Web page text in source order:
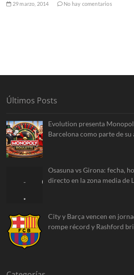
29 marzo, 2014 No hay comentarios
Últimos Posts
Evolution presenta
Barcelona como parte de
Osasuna vs Girona: fecha,
directo en la zona media de
City y Barça vencen en
rompe récord y Rashford